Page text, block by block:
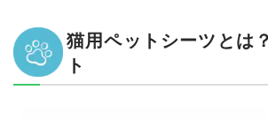
猫用ペットシーツとは
ト